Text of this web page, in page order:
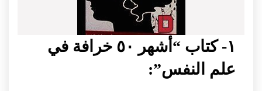
١- كتاب “أشهر ٥٠ خرافة في
علم النفس”: